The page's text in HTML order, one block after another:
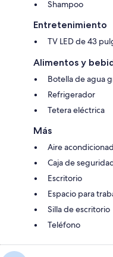
Shampoo
Entretenimiento
TV LED de 43
Alimentos y
Botella de agua
Refrigerador
Tetera eléctrica
Más
Aire
Caja de
Escritorio
Espacio para
Silla de escritorio
Teléfono